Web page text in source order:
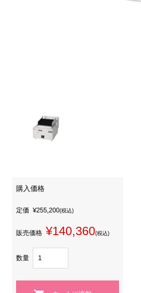
購入価格
定価 ¥255,200(税込)
販売価格 ¥140,360(税込)
数量